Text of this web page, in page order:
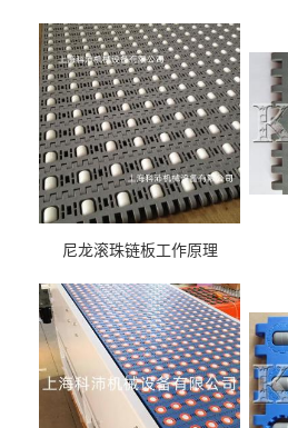
尼龙滚珠链板工作原理